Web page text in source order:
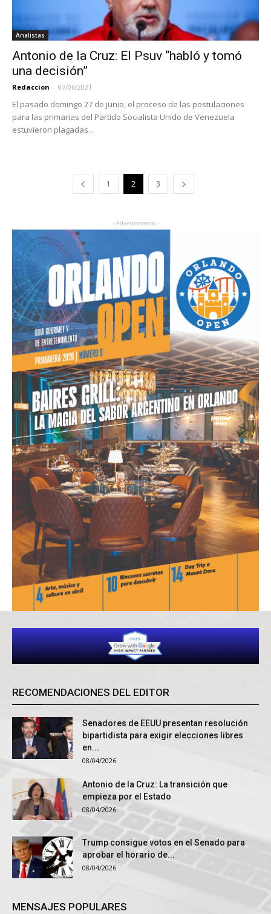
Analistas
Antonio de la Cruz: El Psuv “habló y tomó
una decisión”
Redaccion - 07/06/2021
El pasado domingo 27 de junio, el proceso de las postulaciones
para las primarias del Partido Socialista Unido de Venezuela
estuvieron plagadas...
1 2 3
- Advertisement -
RECOMENDACIONES DEL EDITOR
Senadores de EEUU presentan resolución
bipartidista para exigir elecciones libres
en...
08/04/2026
Antonio de la Cruz: La transición que
empieza por el Estado
08/04/2026
Trump consigue votos en el Senado para
aprobar el horario de...
08/04/2026
MENSAJES POPULARES